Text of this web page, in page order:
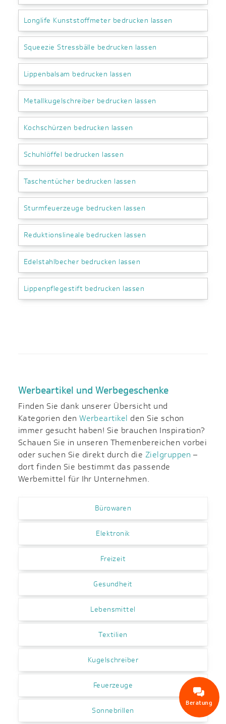
Longlife Kunststoffmeter bedrucken lassen
Squeezie Stressbälle bedrucken lassen
Lippenbalsam bedrucken lassen
Metallkugelschreiber bedrucken lassen
Kochschürzen bedrucken lassen
Schuhlöffel bedrucken lassen
Taschentücher bedrucken lassen
Sturmfeuerzeuge bedrucken lassen
Reduktionslineale bedrucken lassen
Edelstahlbecher bedrucken lassen
Lippenpflegestift bedrucken lassen
Werbeartikel und Werbegeschenke
Finden Sie dank unserer Übersicht und
Kategorien denWerbeartikel den Sie schon
immer gesucht haben! Sie brauchen Inspiration?
Schauen Sie in unseren Themenbereichen vorbei
oder suchen Sie direkt durch die Zielgruppen –
dort finden Sie bestimmt das passende
Werbemittel für Ihr Unternehmen.
Bürowaren
Elektronik
Freizeit
Gesundheit
Lebensmittel
Textilien
Kugelschreiber
Feuerzeuge
Sonnebrillen
Beratung